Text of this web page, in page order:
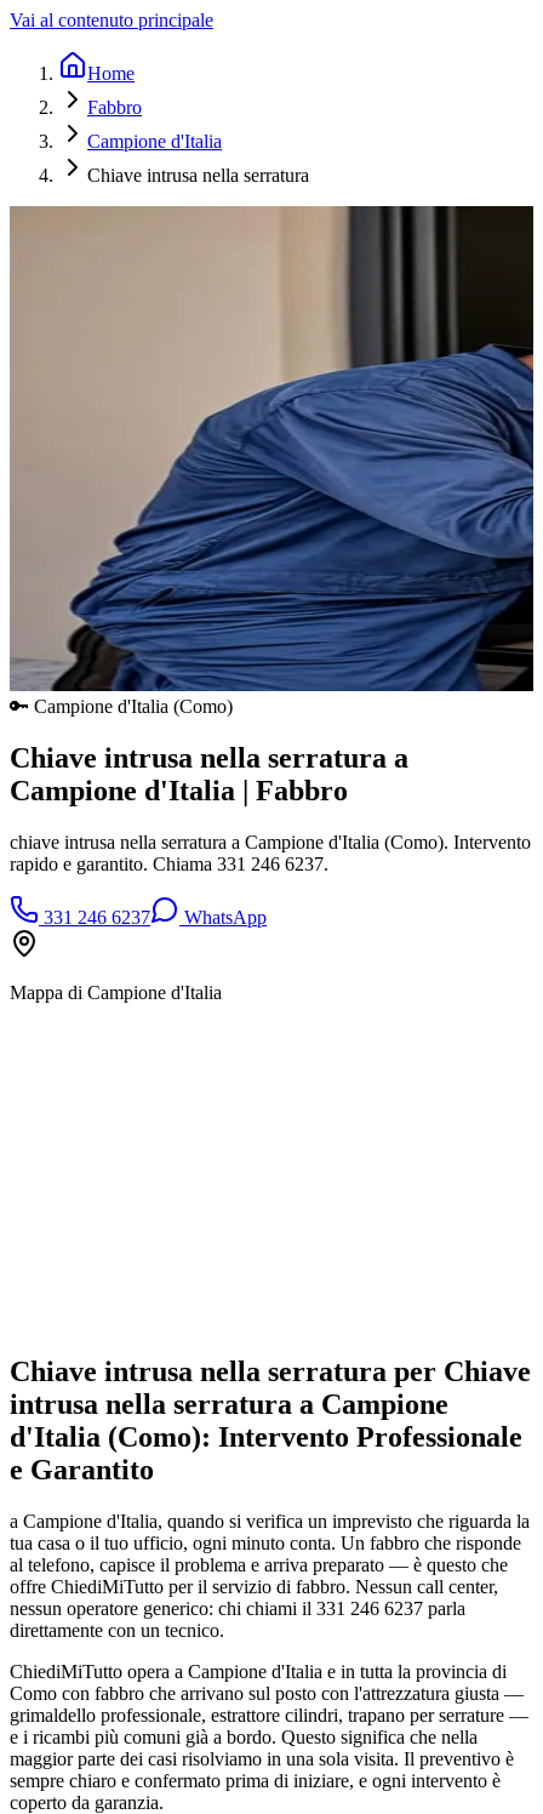
Vai al contenuto principale
Home
Fabbro
Campione d'Italia
Chiave intrusa nella serratura
🔑 Campione d'Italia (Como)
Chiave intrusa nella serratura a
Campione d'Italia | Fabbro
chiave intrusa nella serratura a Campione d'Italia (Como). Intervento
rapido e garantito. Chiama 331 246 6237.
331 246 6237 WhatsApp
Mappa di Campione d'Italia
Chiave intrusa nella serratura per Chiave
intrusa nella serratura a Campione
d'Italia (Como): Intervento Professionale
e Garantito
a Campione d'Italia, quando si verifica un imprevisto che riguarda la
tua casa o il tuo ufficio, ogni minuto conta. Un fabbro che risponde
al telefono, capisce il problema e arriva preparato — è questo che
offre ChiediMiTutto per il servizio di fabbro. Nessun call center,
nessun operatore generico: chi chiami il 331 246 6237 parla
direttamente con un tecnico.
ChiediMiTutto opera a Campione d'Italia e in tutta la provincia di
Como con fabbro che arrivano sul posto con l'attrezzatura giusta —
grimaldello professionale, estrattore cilindri, trapano per serrature —
e i ricambi più comuni già a bordo. Questo significa che nella
maggior parte dei casi risolviamo in una sola visita. Il preventivo è
sempre chiaro e confermato prima di iniziare, e ogni intervento è
coperto da garanzia.